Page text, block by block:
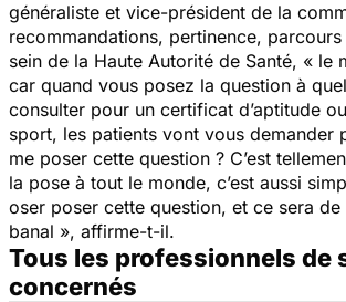
généraliste et vice-président de la
recommandations, pertinence,
sein de la Haute Autorité de Santé, « le
car quand vous posez la question à
consulter pour un certificat d’aptitude
sport, les patients vont vous demander
me poser cette question ? C’est
la pose à tout le monde, c’est aussi
oser poser cette question, et ce sera de
banal », affirme-t-il.
Tous les professionnels de
concernés